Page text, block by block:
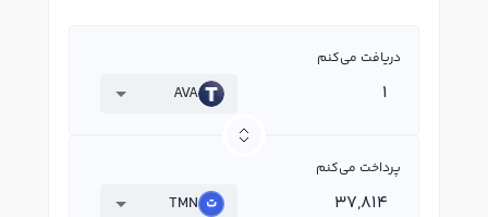
دریافت می‌کنم
AVA
پرداخت می‌کنم
TMN